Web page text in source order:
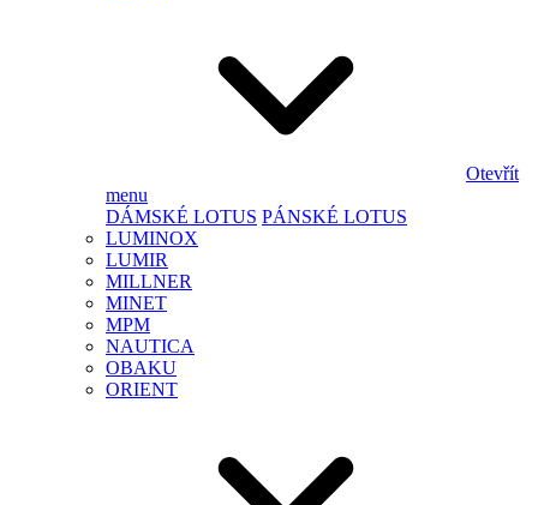
Otevřít
menu
DÁMSKÉ LOTUS PÁNSKÉ LOTUS
LUMINOX
LUMIR
MILLNER
MINET
MPM
NAUTICA
OBAKU
ORIENT